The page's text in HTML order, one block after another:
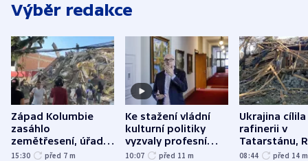
Výběr redakce
Západ Kolumbie
zasáhlo
zemětřesení, úřady
hlásí přes sto obětí
15:30 před 7 m
Ke stažení vládní
kulturní politiky
vyzvaly profesní
organizace, spolky i
10:07 před 11 m
Ukrajina cílila
rafinerii v
Tatarstánu,
útočilo na
08:44 před 14 m